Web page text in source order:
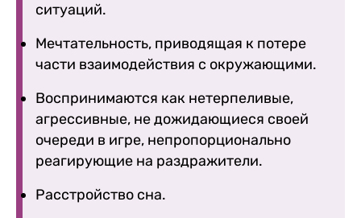
ситуаций.
Мечтательность, приводящая к потере
части взаимодействия с окружающими.
Воспринимаются как нетерпеливые,
агрессивные, не дожидающиеся своей
очереди в игре, непропорционально
реагирующие на раздражители.
Расстройство сна.